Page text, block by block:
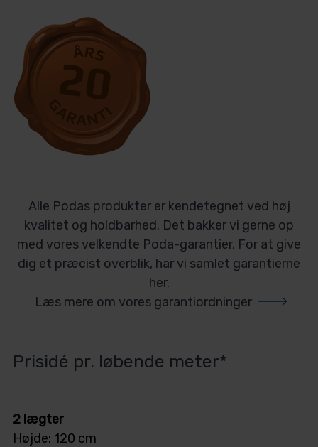
Alle Podas produkter er kendetegnet ved høj
kvalitet og holdbarhed. Det bakker vi gerne op
med vores velkendte Poda-garantier. For at give
dig et præcist overblik, har vi samlet garantierne
her.
Læs mere om vores garantiordninger
Prisidé pr. løbende meter*
2 lægter
Højde: 120 cm